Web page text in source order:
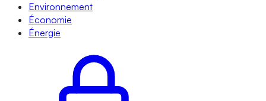
Environnement
Économie
Énergie